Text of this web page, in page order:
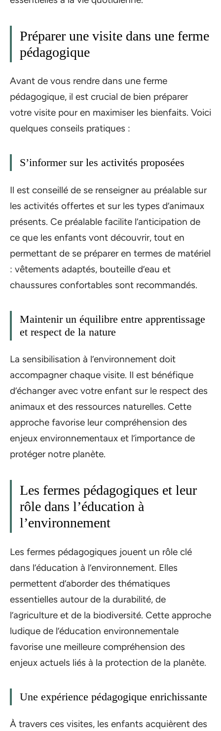
Préparer une visite dans une ferme
pédagogique
Avant de vous rendre dans une ferme
pédagogique, il est crucial de bien préparer
votre visite pour en maximiser les bienfaits. Voici
quelques conseils pratiques :
S’informer sur les activités proposées
Il est conseillé de se renseigner au préalable sur
les activités offertes et sur les types d’animaux
présents. Ce préalable facilite l’anticipation de
ce que les enfants vont découvrir, tout en
permettant de se préparer en termes de matériel
: vêtements adaptés, bouteille d’eau et
chaussures confortables sont recommandés.
Maintenir un équilibre entre apprentissage
et respect de la nature
La sensibilisation à l’environnement doit
accompagner chaque visite. Il est bénéfique
d’échanger avec votre enfant sur le respect des
animaux et des ressources naturelles. Cette
approche favorise leur compréhension des
enjeux environnementaux et l’importance de
protéger notre planète.
Les fermes pédagogiques et leur
rôle dans l’éducation à
l’environnement
Les fermes pédagogiques jouent un rôle clé
dans l’éducation à l’environnement. Elles
permettent d’aborder des thématiques
essentielles autour de la durabilité, de
l’agriculture et de la biodiversité. Cette approche
ludique de l’éducation environnementale
favorise une meilleure compréhension des
enjeux actuels liés à la protection de la planète.
Une expérience pédagogique enrichissante
À travers ces visites, les enfants acquièrent des